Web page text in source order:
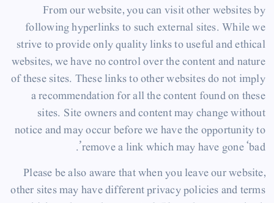
From our website, you can visit other websites by
following hyperlinks to such external sites. While we
strive to provide only quality links to useful and ethical
websites, we have no control over the content and nature
of these sites. These links to other websites do not imply
a recommendation for all the content found on these
sites. Site owners and content may change without
notice and may occur before we have the opportunity to
remove a link which may have gone ‘bad’.
Please be also aware that when you leave our website,
other sites may have different privacy policies and terms